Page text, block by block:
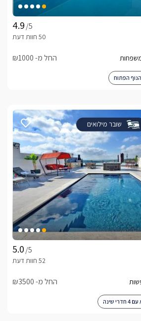
/5
החל מ- ₪1000
הפתוח
שובר מילואים
/5
החל מ- ₪3500
שינה